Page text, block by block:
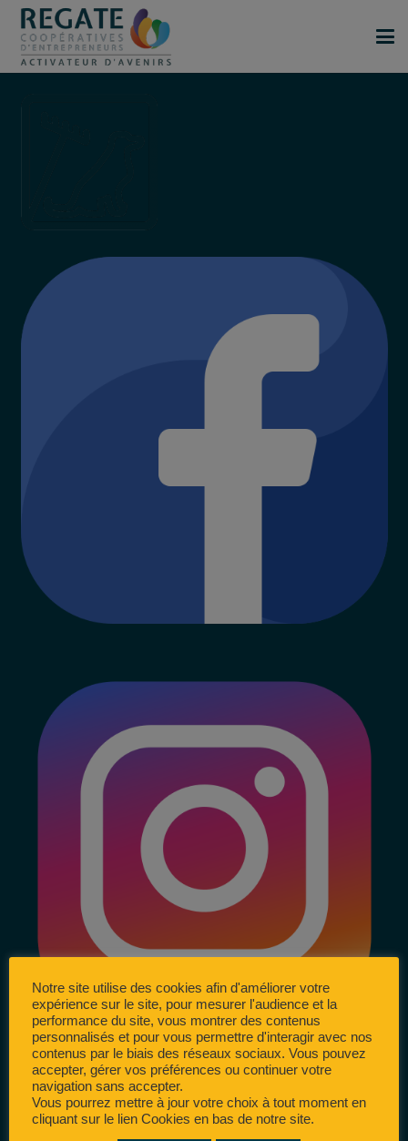
Notre site utilise des cookies afin d'améliorer votre
expérience sur le site, pour mesurer l'audience et la
performance du site, vous montrer des contenus
personnalisés et pour vous permettre d'interagir avec nos
contenus par le biais des réseaux sociaux. Vous pouvez
accepter, gérer vos préférences ou continuer votre
navigation sans accepter.
Vous pourrez mettre à jour votre choix à tout moment en
cliquant sur le lien Cookies en bas de notre site.